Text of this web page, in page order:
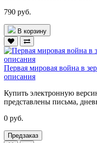
790 руб.
В корзину
Первая мировая война в
описания
Купить электронную
представлены письма,
0 руб.
Предзаказ